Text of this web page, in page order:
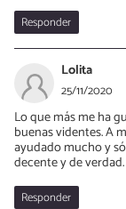
Responder
Lolita
25/11/2020
Lo que más me ha
buenas videntes. A
ayudado mucho y
decente y de
Responder